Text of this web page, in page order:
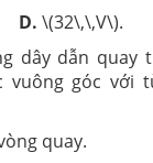
\(32\,\,V\).
dây dẫn quay
vuông góc với
quay.